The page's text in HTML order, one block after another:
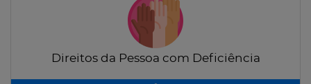
Direitos da Pessoa com Deficiência